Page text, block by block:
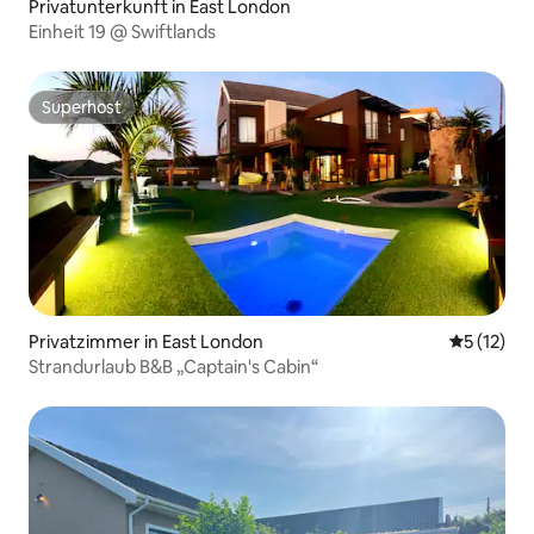
Privatunterkunft in East London
Einheit 19 @ Swiftlands
Superhost
Superhost
Privatzimmer in East London
5 (12)
Strandurlaub B&B „Captain's Cabin“